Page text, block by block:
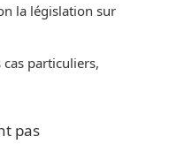
la législation sur
particuliers,
pas